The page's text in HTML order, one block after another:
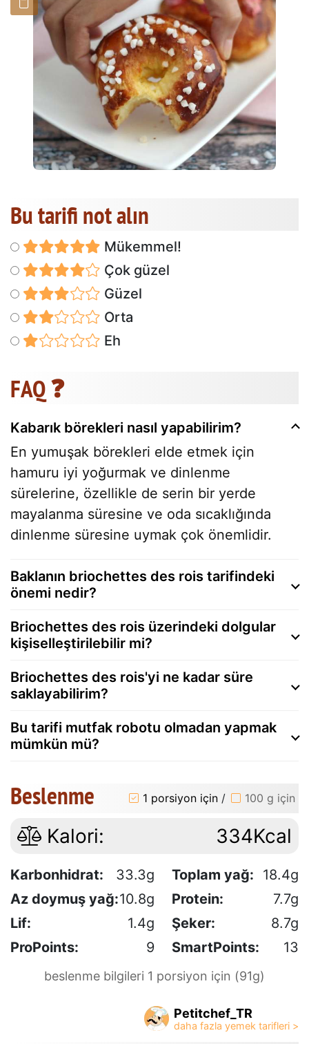
Bu tarifi not alın
Mükemmel!
Çok güzel
Güzel
Orta
Eh
FAQ ❓
Kabarık börekleri nasıl yapabilirim?
En yumuşak börekleri elde etmek için
hamuru iyi yoğurmak ve dinlenme
sürelerine, özellikle de serin bir yerde
mayalanma süresine ve oda sıcaklığında
dinlenme süresine uymak çok önemlidir.
Baklanın briochettes des rois tarifindeki
önemi nedir?
Briochettes des rois üzerindeki dolgular
kişiselleştirilebilir mi?
Briochettes des rois'yi ne kadar süre
saklayabilirim?
Bu tarifi mutfak robotu olmadan yapmak
mümkün mü?
Beslenme 1 porsiyon için / 100 g için
Kalori: 334Kcal
Karbonhidrat: 33.3g Toplam yağ:
18.4g
Az doymuş yağ:10.8g Protein:
7.7g
Lif:
1.4g Şeker:
8.7g
ProPoints:
9 SmartPoints: 13
beslenme bilgileri 1 porsiyon için (91g)
Petitchef_TR